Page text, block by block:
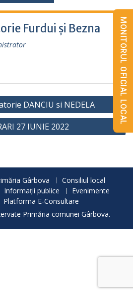
Furdui și Bezna
DANCIU si NEDELA
27 IUNIE 2022
Gârbova
Consiliul local
Informații publice
Evenimente
Platforma E-Consultare
Primăria comunei Gârbova.
MONITORUL OFICIAL LOCAL